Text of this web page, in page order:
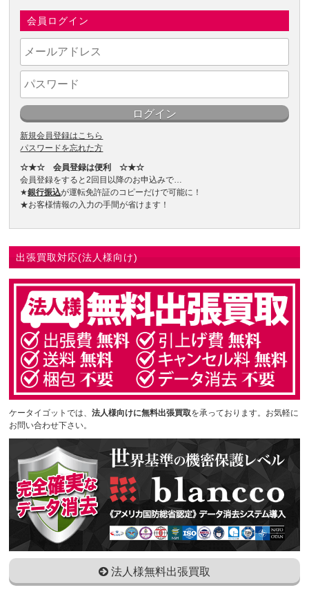
会員ログイン
新規会員登録はこちら
パスワードを忘れた方
☆★☆ 会員登録は便利 ☆★☆
会員登録をすると2回目以降のお申込みで…
★銀行振込が運転免許証のコピーだけで可能に！
★お客様情報の入力の手間が省けます！
出張買取対応(法人様向け)
ケータイゴットでは、法人様向けに無料出張買取を承っております。お気軽に
お問い合わせ下さい。
法人様無料出張買取